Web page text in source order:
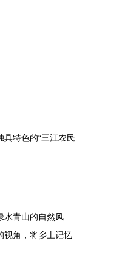
特色的“三江农民
水青山的自然风
视角，将乡土记忆